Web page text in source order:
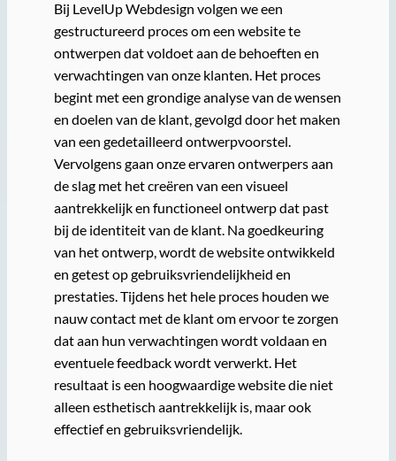
Bij LevelUp Webdesign volgen we een
gestructureerd proces om een website te
ontwerpen dat voldoet aan de behoeften en
verwachtingen van onze klanten. Het proces
begint met een grondige analyse van de wensen
en doelen van de klant, gevolgd door het maken
van een gedetailleerd ontwerpvoorstel.
Vervolgens gaan onze ervaren ontwerpers aan
de slag met het creëren van een visueel
aantrekkelijk en functioneel ontwerp dat past
bij de identiteit van de klant. Na goedkeuring
van het ontwerp, wordt de website ontwikkeld
en getest op gebruiksvriendelijkheid en
prestaties. Tijdens het hele proces houden we
nauw contact met de klant om ervoor te zorgen
dat aan hun verwachtingen wordt voldaan en
eventuele feedback wordt verwerkt. Het
resultaat is een hoogwaardige website die niet
alleen esthetisch aantrekkelijk is, maar ook
effectief en gebruiksvriendelijk.